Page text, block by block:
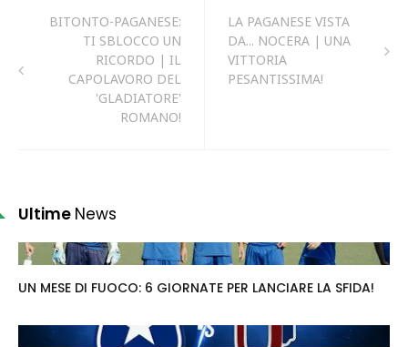
BITONTO-PAGANESE:
TI SBLOCCO UN
RICORDO | IL
CAPOLAVORO DEL
'GLADIATORE'
ROMANO!
LA PAGANESE VISTA
DA... NOCERA | UNA
VITTORIA
PESANTISSIMA!
Ultime News
UN MESE DI FUOCO: 6 GIORNATE PER LANCIARE LA SFIDA!